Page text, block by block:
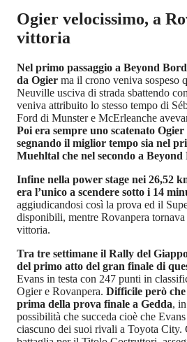
Ogier velocissimo, a
vittoria
Nel primo passaggio a Beyond
da Ogier ma il crono veniva sospeso
Neuville usciva di strada sbattendo
veniva attribuito lo stesso tempo di
Ford di Munster e McErleanche
Poi era sempre uno scatenato Ogier
segnando il miglior tempo sia nel
Muehltal che nel secondo a Beyond
Infine nella power stage nei 26,52
era l’unico a scendere sotto i 14
aggiudicandosi così la prova ed il
disponibili, mentre Rovanpera tornava
vittoria.
Tra tre settimane il Rally del
del primo atto del gran finale di
Evans in testa con 247 punti in
Ogier e Rovanpera. Difficile però
prima della prova finale a Gedda,
possibilità che succeda cioè che
ciascuno dei suoi rivali a Toyota City.